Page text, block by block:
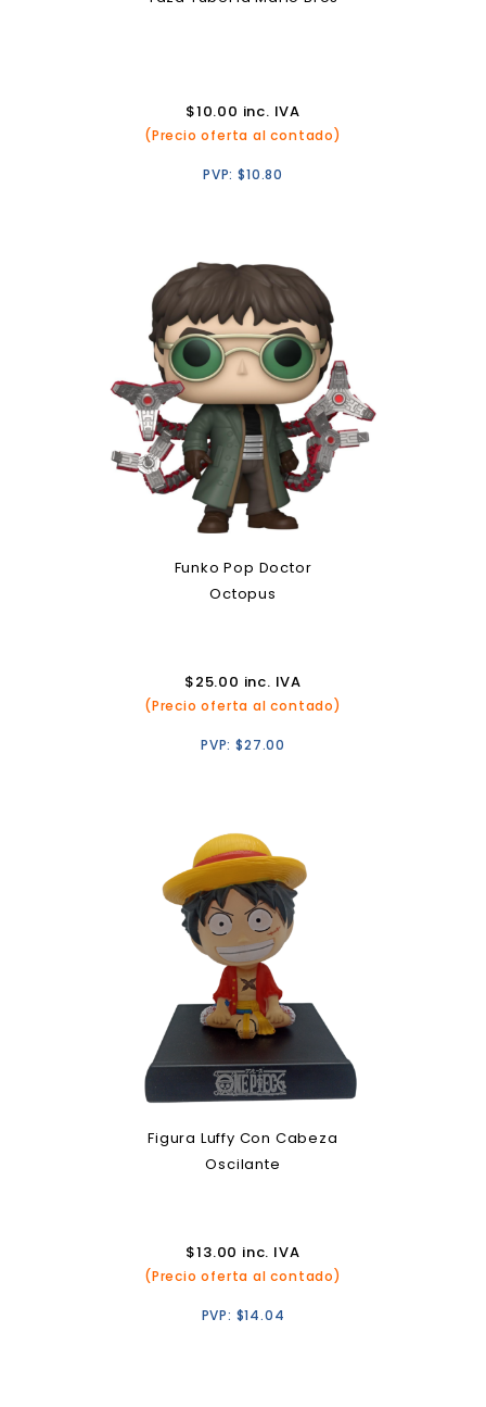
$10.00 inc. IVA
(Precio oferta al contado)
PVP:$10.80
Funko Pop Doctor
Octopus
$25.00 inc. IVA
(Precio oferta al contado)
PVP:$27.00
Figura Luffy Con Cabeza
Oscilante
$13.00 inc. IVA
(Precio oferta al contado)
PVP: $14.04